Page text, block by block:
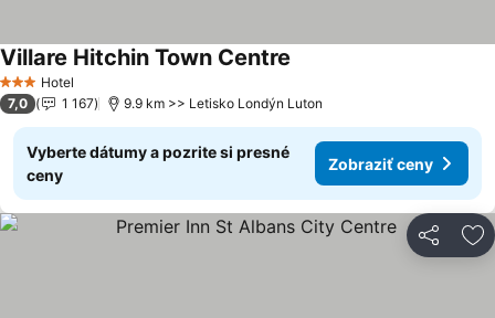
3 Počet hviezdičiek
Hotel
Villare Hitchin Town Centre
7,0 1 167 9.9 km >> Letisko Londýn Luton
Vyberte dátumy a pozrite si presné
ceny
Zobraziť ceny
Zdieľať